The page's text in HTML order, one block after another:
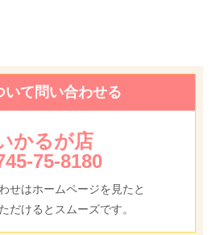
いて問い合わせる
かるが店
75-8180
せはホームページを見たと
だけるとスムーズです。